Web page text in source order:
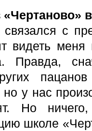
с
видеть
Правда,
но у нас
Но
школе